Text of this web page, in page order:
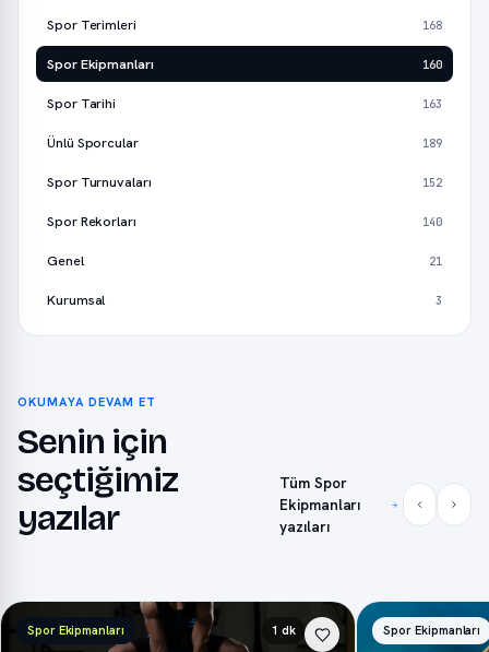
Spor Terimleri 168
Spor Ekipmanları 160
Spor Tarihi 163
Ünlü Sporcular 189
Spor Turnuvaları 152
Spor Rekorları 140
Genel 21
Kurumsal 3
OKUMAYA DEVAM ET
Senin için
seçtiğimiz
yazılar
Tüm Spor
Ekipmanları
yazıları
Spor Ekipmanları 1 dk Spor Ekipmanları